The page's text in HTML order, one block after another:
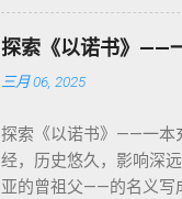
与 雅各书 对不义富者的
在 神 的 众 子、 天使
者 出 22: 8– 9， 诗 82:
神 的 代言人（ divine
探索《以诺书》——
三月 06, 2025
探索《以诺书》——一本
经，历史悠久，影响深
亚的曾祖父——的名义写